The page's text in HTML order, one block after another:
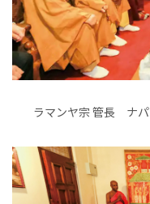
ラマンヤ宗 管長 ナ